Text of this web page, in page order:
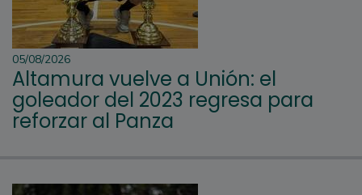
05/08/2026
Altamura vuelve a Unión: el
goleador del 2023 regresa para
reforzar al Panza